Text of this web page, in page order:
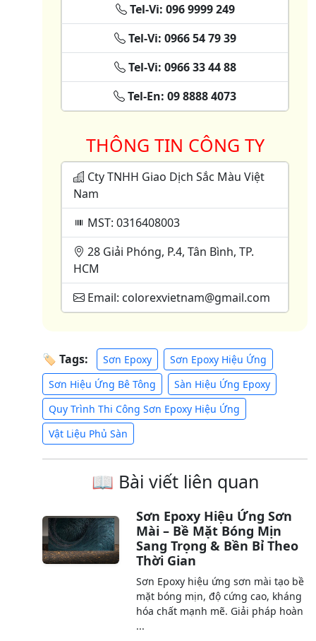
Tel-Vi: 096 9999 249
Tel-Vi: 0966 54 79 39
Tel-Vi: 0966 33 44 88
Tel-En: 09 8888 4073
THÔNG TIN CÔNG TY
Cty TNHH Giao Dịch Sắc Màu Việt
Nam
MST: 0316408003
28 Giải Phóng, P.4, Tân Bình, TP.
HCM
Email: colorexvietnam@gmail.com
🏷 Tags: Sơn Epoxy
Sơn Epoxy Hiệu Ứng
Sơn Hiệu Ứng Bê Tông
Sàn Hiệu Ứng Epoxy
Quy Trình Thi Công Sơn Epoxy Hiệu Ứng
Vật Liệu Phủ Sàn
📖 Bài viết liên quan
Sơn Epoxy Hiệu Ứng Sơn
Mài – Bề Mặt Bóng Mịn
Sang Trọng & Bền Bỉ Theo
Thời Gian
Sơn Epoxy hiệu ứng sơn mài tạo bề
mặt bóng mịn, độ cứng cao, kháng
hóa chất mạnh mẽ. Giải pháp hoàn
...